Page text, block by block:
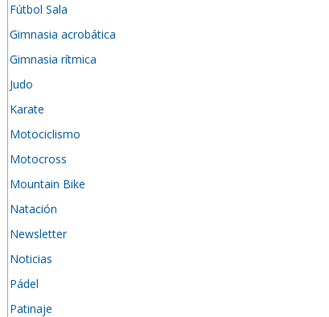
Fútbol Sala
Gimnasia acrobática
Gimnasia rítmica
Judo
Karate
Motociclismo
Motocross
Mountain Bike
Natación
Newsletter
Noticias
Pádel
Patinaje